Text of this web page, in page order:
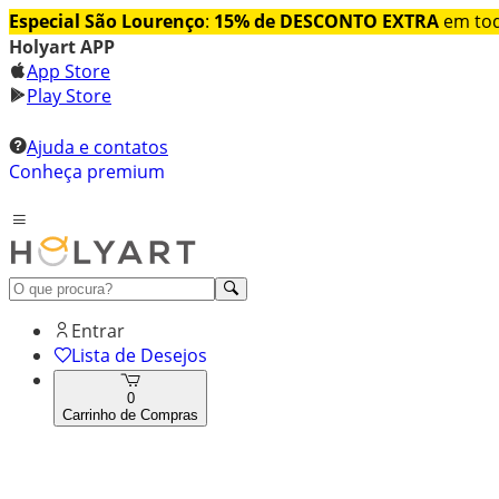
Especial São Lourenço: 15% de DESCONTO EXTRA em
Holyart APP
App Store
Play Store
Ajuda e contatos
Conheça premium
Entrar
Lista de Desejos
0
Carrinho de Compras